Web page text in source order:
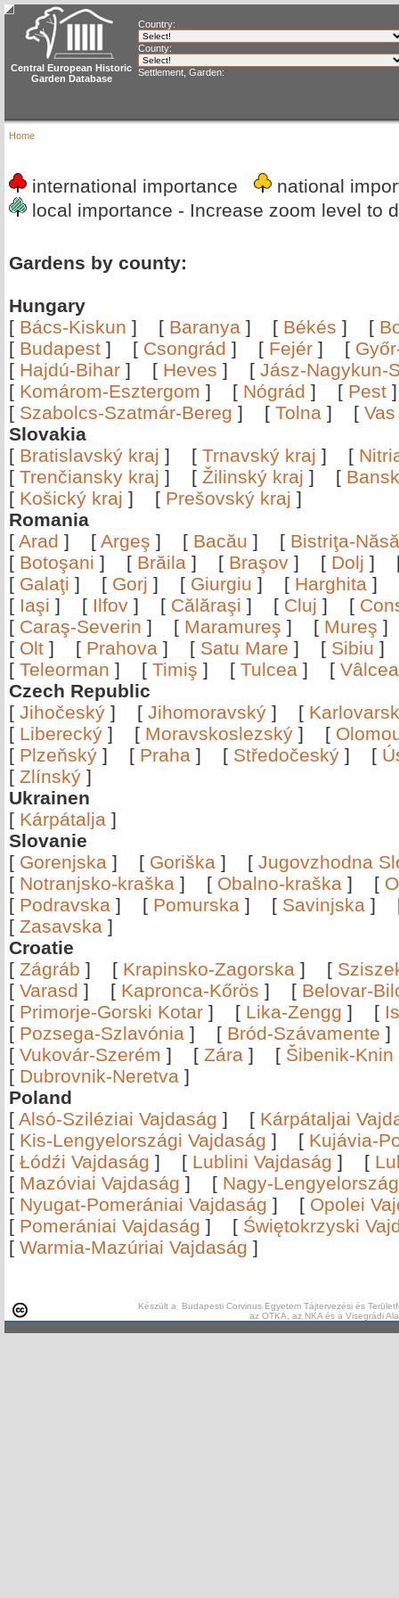
Central European Historic
Garden Database
Country:
County:
Settlement, Garden:
Home
international importance
national
local importance - Increase zoom level to
Gardens by county:
Hungary
[ Bács-Kiskun ] [ Baranya ] [ Békés ] [
[ Budapest ] [ Csongrád ] [ Fejér ] [
[ Hajdú-Bihar ] [ Heves ] [ Jász-Nagykun-
[ Komárom-Esztergom ] [ Nógrád ] [ Pest
[ Szabolcs-Szatmár-Bereg ] [ Tolna ] [ Vas
Slovakia
[ Bratislavský kraj ] [ Trnavský kraj ] [
[ Trenčiansky kraj ] [ Žilinský kraj ] [
[ Košický kraj ] [ Prešovský kraj ]
Romania
[ Arad ] [ Argeş ] [ Bacău ] [ Bistriţa-
[ Botoşani ] [ Brăila ] [ Braşov ] [ Dolj ]
[ Galaţi ] [ Gorj ] [ Giurgiu ] [ Harghita ]
[ Iaşi ] [ Ilfov ] [ Călăraşi ] [ Cluj ] [
[ Caraş-Severin ] [ Maramureş ] [ Mureş
[ Olt ] [ Prahova ] [ Satu Mare ] [ Sibiu
[ Teleorman ] [ Timiş ] [ Tulcea ] [
Czech Republic
[ Jihočeský ] [ Jihomoravský ] [
[ Liberecký ] [ Moravskoslezský ] [
[ Plzeňský ] [ Praha ] [ Středočeský ] [
[ Zlínský ]
Ukrainen
[ Kárpátalja ]
Slovanie
[ Gorenjska ] [ Goriška ] [ Jugovzhodna
[ Notranjsko-kraška ] [ Obalno-kraška ] [
[ Podravska ] [ Pomurska ] [ Savinjska ]
[ Zasavska ]
Croatie
[ Zágráb ] [ Krapinsko-Zagorska ] [
[ Varasd ] [ Kapronca-Kőrös ] [ Belovar-
[ Primorje-Gorski Kotar ] [ Lika-Zengg ] [
[ Pozsega-Szlavónia ] [ Bród-Szávamente
[ Vukovár-Szerém ] [ Zára ] [ Šibenik-Knin
[ Dubrovnik-Neretva ]
Poland
[ Alsó-Sziléziai Vajdaság ] [ Kárpátaljai
[ Kis-Lengyelországi Vajdaság ] [ Kujávia-
[ Łódźi Vajdaság ] [ Lublini Vajdaság ] [
[ Mazóviai Vajdaság ] [ Nagy-
[ Nyugat-Pomerániai Vajdaság ] [ Opolei
[ Pomerániai Vajdaság ] [ Świętokrzyski
[ Warmia-Mazúriai Vajdaság ]
Készült a Budapesti Corvinus Egyetem Tájtervezési és
az OTKA, az NKA és a Visegrádi